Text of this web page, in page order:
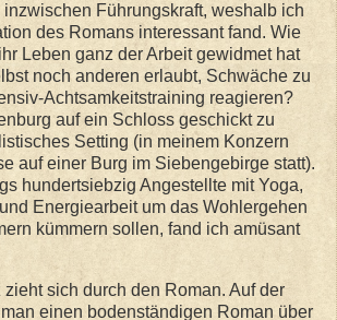
Führungskraft, weshalb ich
des Romans interessant fand. Wie
Leben ganz der Arbeit gewidmet hat
noch anderen erlaubt, Schwäche zu
Achtsamkeitstraining reagieren?
auf ein Schloss geschickt zu
Setting (in meinem Konzern
auf einer Burg im Siebengebirge statt).
hundertsiebzig Angestellte mit Yoga,
Energiearbeit um das Wohlergehen
kümmern sollen, fand ich amüsant
sich durch den Roman. Auf der
einen bodenständigen Roman über